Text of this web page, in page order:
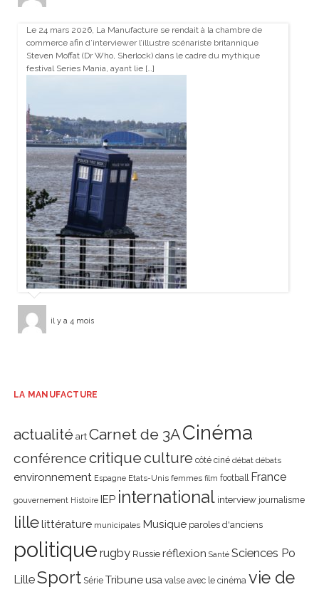
Le 24 mars 2026, La Manufacture se rendait à la chambre de
commerce afin d’interviewer l’illustre scénariste britannique
Steven Moffat (Dr Who, Sherlock) dans le cadre du mythique
festival Series Mania, ayant lie […]
il y a 4 mois
LA MANUFACTURE
actualité art Carnet de 3ACinéma
conférencecritiqueculture côté ciné débat débats
environnement Espagne Etats-Unis femmes film football France
gouvernement Histoire IEP international interview journalisme
lillelittérature municipales Musique paroles d'anciens
politique rugby Russie réflexion Santé Sciences Po
LilleSport Série Tribune usa valse avec le cinéma vie de